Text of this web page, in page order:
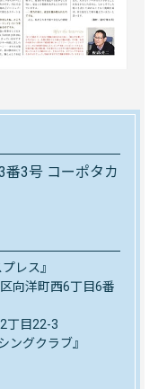
番3号 コーポタカ
レス』
向洋町西6丁目6番
丁目22-3
ングクラブ』